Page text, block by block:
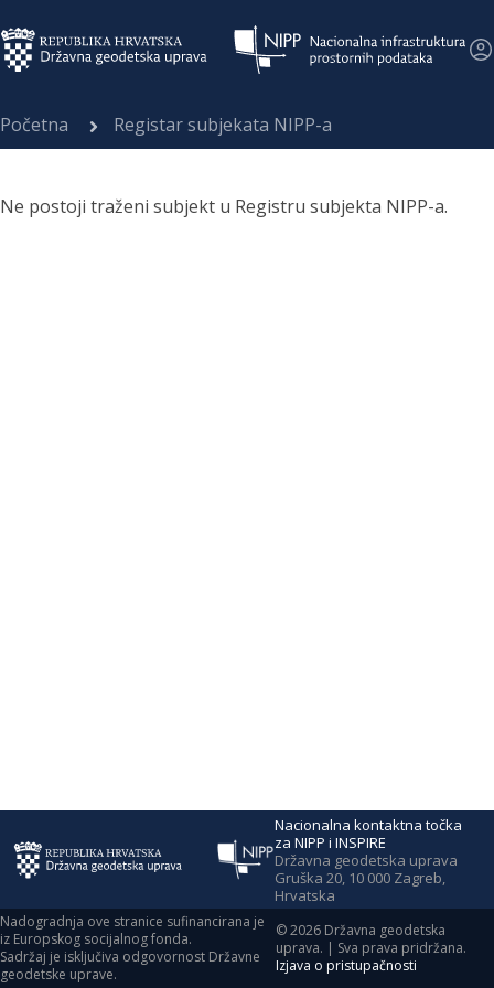
Početna Registar subjekata NIPP-a
Ne postoji traženi subjekt u Registru subjekta NIPP-a.
Nacionalna kontaktna točka
za NIPP i INSPIRE
Državna geodetska uprava
Gruška 20, 10 000 Zagreb,
Hrvatska
Nadogradnja ove stranice sufinancirana je
iz Europskog socijalnog fonda.
Sadržaj je isključiva odgovornost Državne
geodetske uprave.
©2026 Državna geodetska
uprava. | Sva prava pridržana.
Izjava o pristupačnosti